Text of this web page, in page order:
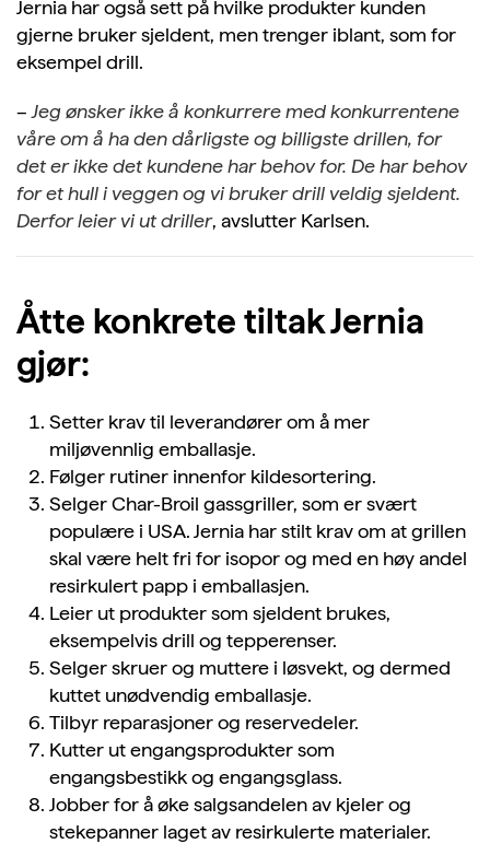
Jernia har også sett på hvilke produkter kunden
gjerne bruker sjeldent, men trenger iblant, som for
eksempel drill.
–Jeg ønsker ikke å konkurrere med konkurrentene
våre om å ha den dårligste og billigste drillen, for
det er ikke det kundene har behov for. De har behov
for et hull i veggen og vi bruker drill veldig sjeldent.
Derfor leier vi ut driller, avslutter Karlsen.
Åtte konkrete tiltak Jernia
gjør:
Setter krav til leverandører om å mer
miljøvennlig emballasje.
Følger rutiner innenfor kildesortering.
Selger Char-Broil gassgriller, som er svært
populære i USA. Jernia har stilt krav om at grillen
skal være helt fri for isopor og med en høy andel
resirkulert papp i emballasjen.
Leier ut produkter som sjeldent brukes,
eksempelvis drill og tepperenser.
Selger skruer og muttere i løsvekt, og dermed
kuttet unødvendig emballasje.
Tilbyr reparasjoner og reservedeler.
Kutter ut engangsprodukter som
engangsbestikk og engangsglass.
Jobber for å øke salgsandelen av kjeler og
stekepanner laget av resirkulerte materialer.